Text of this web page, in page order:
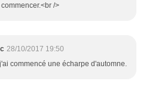
/>
28/10/2017 19:50
commencé une écharpe d'automne.